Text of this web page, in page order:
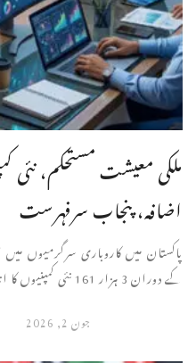
ملکی معیشت مستحکم، نئی
اضافہ، پنجاب سرفہرست
پاکستان میں کاروباری سرگرمیوں
کے دوران 3 ہزار 161 نئی کمپنیوں کا اندراج کیا ...
جون 2, 2026